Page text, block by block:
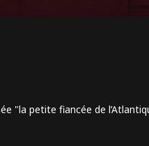
s'est impliquée
"la petite fiancée de